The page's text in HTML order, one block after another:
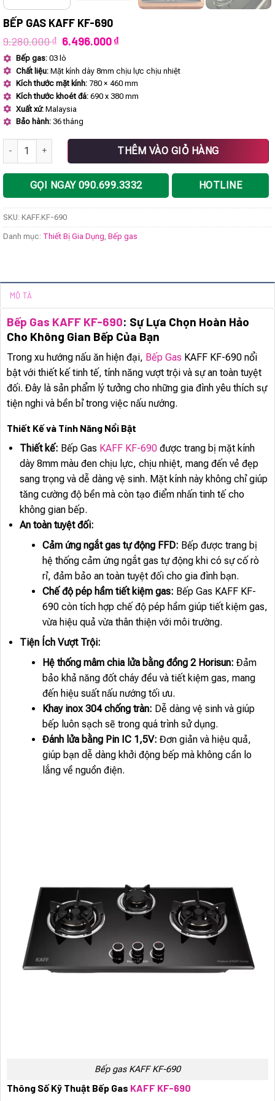
BẾP GAS KAFF KF-690
9.280.000₫ Giá
gốc
là:
9.280.000 ₫.
6.496.000₫Giá
là:
6.496.000 ₫.
Bếp gas: 03 lò
Chất liệu: Mặt kính dày 8mm chịu lực chịu nhiệt
Kích thước mặt kính: 780 × 460 mm
Kích thước khoét đá: 690 x 380 mm
Xuất xứ: Malaysia
Bảo hành: 36 tháng
Bếp gas KAFF KF-690 số lượngTHÊM VÀO GIỎ HÀNG
GỌI NGAY 090.699.3332 HOTLINE
SKU: KAFF.KF-690
Danh mục: Thiết Bị Gia Dụng Bếp gas
MÔ TẢ
Bếp Gas KAFF KF-690: Sự Lựa Chọn Hoàn Hảo
Cho Không Gian Bếp Của Bạn
Trong xu hướng nấu ăn hiện đại, Bếp Gas KAFF KF-690 nổi
bật với thiết kế tinh tế, tính năng vượt trội và sự an toàn tuyệt
đối. Đây là sản phẩm lý tưởng cho những gia đình yêu thích sự
tiện nghi và bền bỉ trong việc nấu nướng.
Thiết Kế và Tính Năng Nổi Bật
Thiết kế: Bếp Gas KAFF KF-690được trang bị mặt kính
dày 8mm màu đen chịu lực, chịu nhiệt, mang đến vẻ đẹp
sang trọng và dễ dàng vệ sinh. Mặt kính này không chỉ giúp
tăng cường độ bền mà còn tạo điểm nhấn tinh tế cho
không gian bếp.
An toàn tuyệt đối:
Cảm ứng ngắt gas tự động FFD: Bếp được trang bị
hệ thống cảm ứng ngắt gas tự động khi có sự cố rò
rỉ, đảm bảo an toàn tuyệt đối cho gia đình bạn.
Chế độ pép hầm tiết kiệm gas: Bếp Gas KAFF KF-
690 còn tích hợp chế độ pép hầm giúp tiết kiệm gas,
vừa hiệu quả vừa thân thiện với môi trường.
Tiện Ích Vượt Trội:
Hệ thống mâm chia lửa bằng đồng 2 Horisun: Đảm
bảo khả năng đốt cháy đều và tiết kiệm gas, mang
đến hiệu suất nấu nướng tối ưu.
Khay inox 304 chống tràn: Dễ dàng vệ sinh và giúp
bếp luôn sạch sẽ trong quá trình sử dụng.
Đánh lửa bằng Pin IC 1,5V: Đơn giản và hiệu quả,
giúp bạn dễ dàng khởi động bếp mà không cần lo
lắng về nguồn điện.
Bếp gas KAFF KF-690
Thông Số Kỹ Thuật Bếp Gas KAFF KF-690